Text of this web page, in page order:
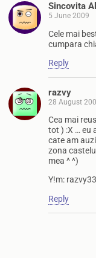
Sincovita
5 June 2009
Cele mai
cumpara
Reply
razvy
28 August
Cea mai
tot ) :X … eu
cate am
zona
mea ^ ^)
Y!m:
Reply